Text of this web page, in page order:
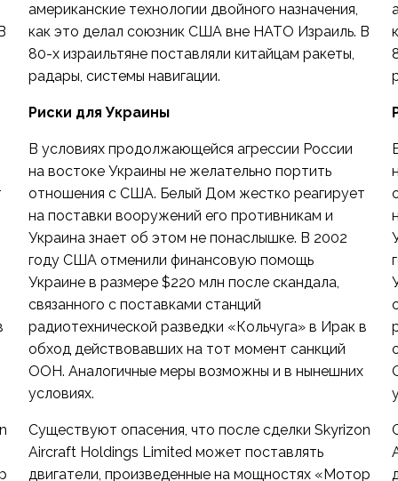
американские технологии двойного назначения,
как это делал союзник США вне НАТО Израиль. В
80-х израильтяне поставляли китайцам ракеты,
радары, системы навигации.
Риски для Украины
В условиях продолжающейся агрессии России
на востоке Украины не желательно портить
отношения с США. Белый Дом жестко реагирует
на поставки вооружений его противникам и
Украина знает об этом не понаслышке. В 2002
году США отменили финансовую помощь
Украине в размере $220 млн после скандала,
связанного с поставками станций
радиотехнической разведки «Кольчуга» в Ирак в
обход действовавших на тот момент санкций
ООН. Аналогичные меры возможны и в нынешних
условиях.
Существуют опасения, что после сделки Skyrizon
Aircraft Holdings Limited может поставлять
двигатели, произведенные на мощностях «Мотор